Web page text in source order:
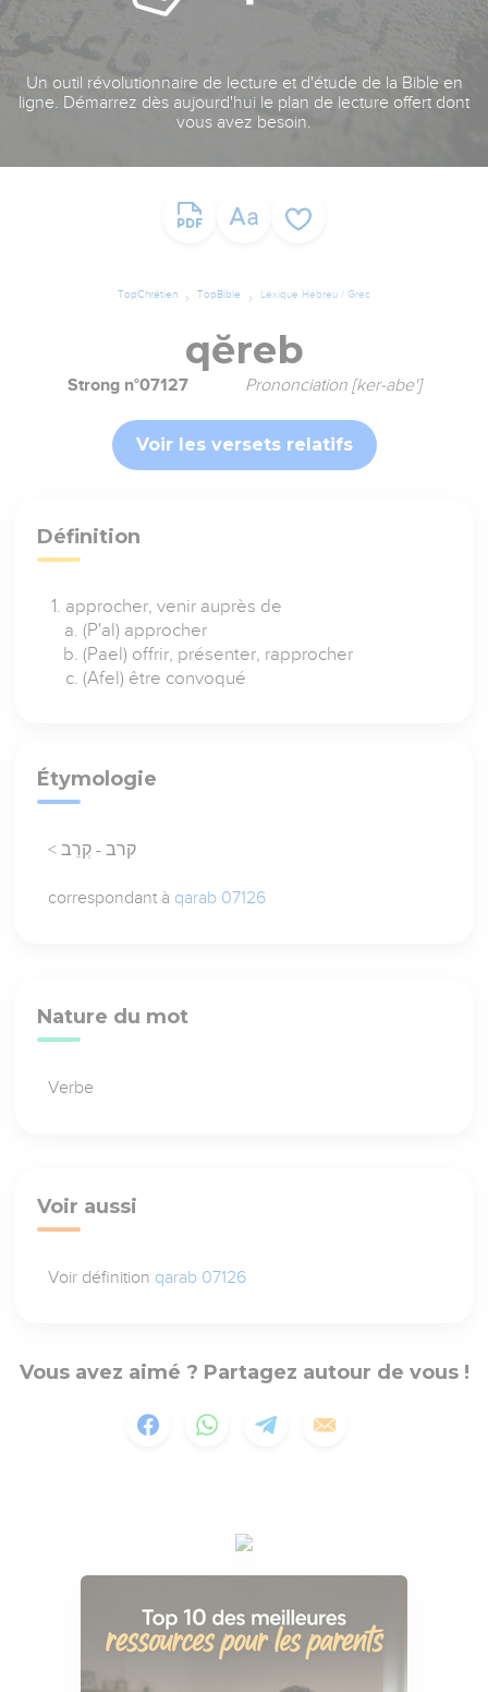
Un outil révolutionnaire de lecture et d'étude de la Bible en
ligne. Démarrez dès aujourd'hui le plan de lecture offert dont
vous avez besoin.
TopChrétien TopBible Lexique Hébreu / Grec
qĕreb
Strong n°07127 Prononciation [ker-abe']
Voir les versets relatifs
Définition
approcher, venir auprès de
(P'al) approcher
(Pael) offrir, présenter, rapprocher
(Afel) être convoqué
Étymologie
< קרב - קְרֵב
correspondant à qarab 07126
Nature du mot
Verbe
Voir aussi
Voir définition qarab 07126
Vous avez aimé ? Partagez autour de vous !